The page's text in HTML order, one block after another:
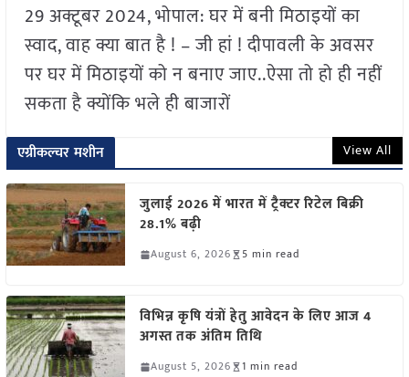
29 अक्टूबर 2024, भोपाल: घर में बनी मिठाइयों का
स्वाद, वाह क्या बात है ! – जी हां ! दीपावली के अवसर
पर घर में मिठाइयों को न बनाए जाए..ऐसा तो हो ही नहीं
सकता है क्योंकि भले ही बाजारों
एग्रीकल्चर मशीन View All
जुलाई 2026 में भारत में ट्रैक्टर रिटेल बिक्री
28.1% बढ़ी
August 6, 2026 5 min read
विभिन्न कृषि यंत्रों हेतु आवेदन के लिए आज 4
अगस्त तक अंतिम तिथि
August 5, 2026 1 min read